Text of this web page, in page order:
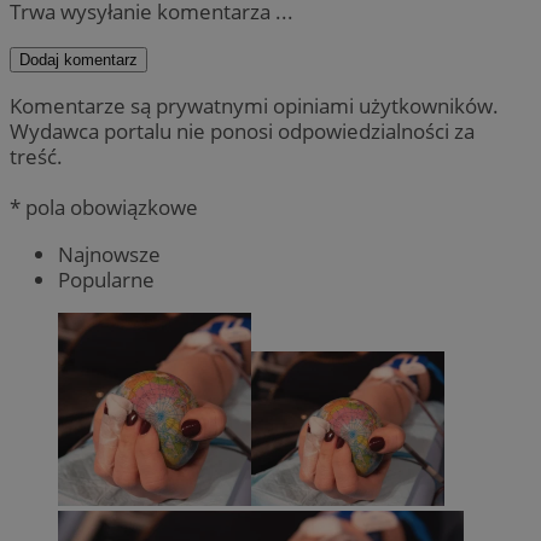
Trwa wysyłanie komentarza ...
Dodaj komentarz
Komentarze są prywatnymi opiniami użytkowników.
Wydawca portalu nie ponosi odpowiedzialności za
treść.
* pola obowiązkowe
Najnowsze
Popularne